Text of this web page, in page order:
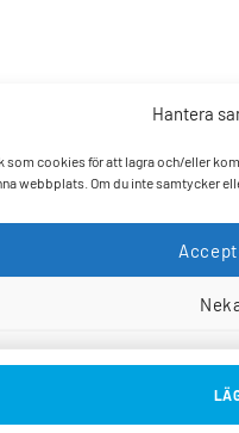
Hantera
som cookies för att lagra och/eller
webbplats. Om du inte samtycker